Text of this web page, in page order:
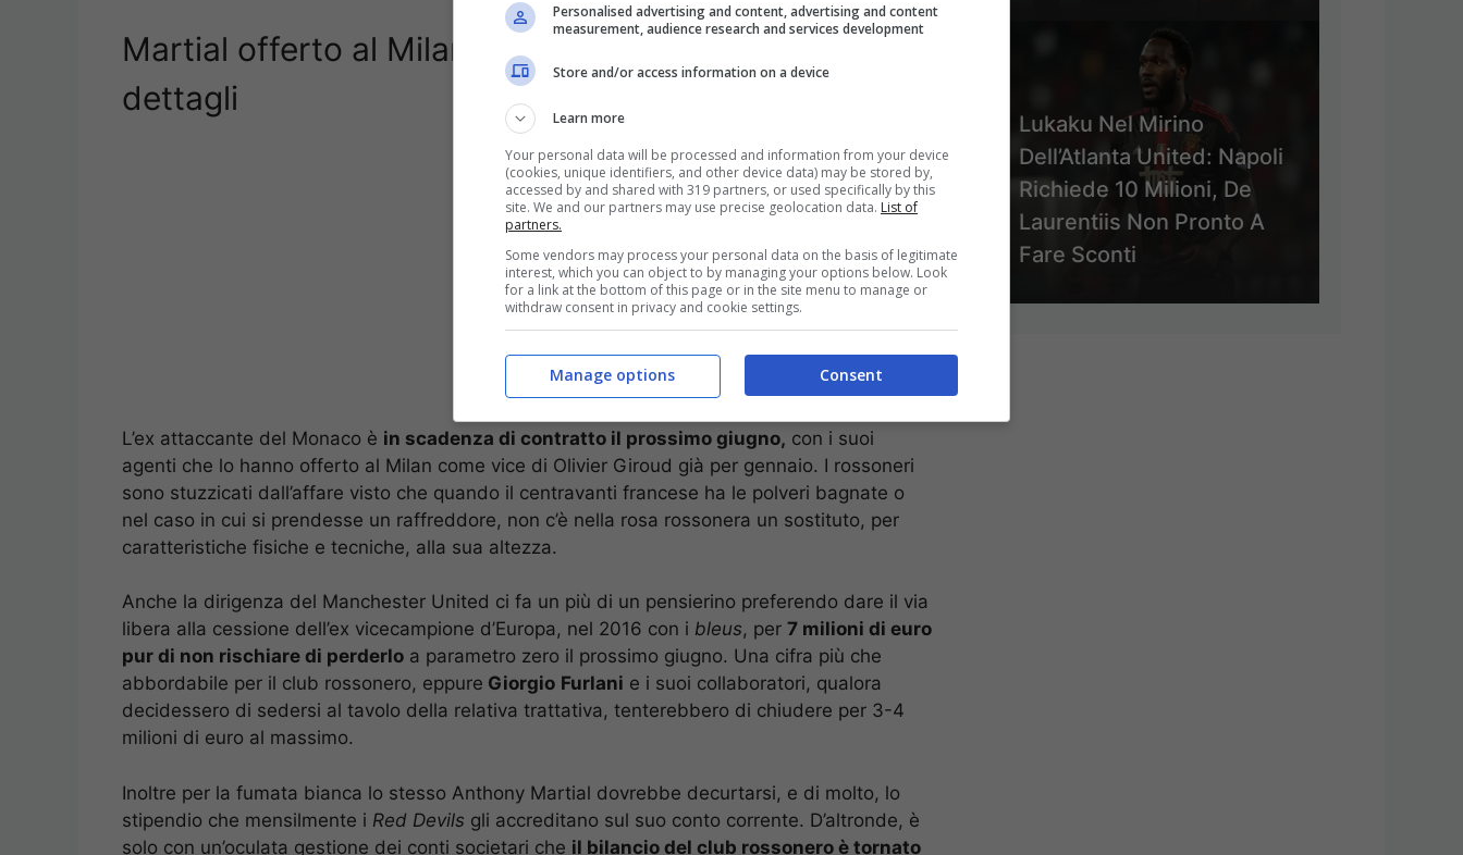
Martial offerto al Milan per gennaio: ecco tutti i
dettagli
L’ex attaccante del Monaco è in scadenza di contratto il prossimo giugno, con i suoi
agenti che lo hanno offerto al Milan come vice di Olivier Giroud già per gennaio. I rossoneri
sono stuzzicati dall’affare visto che quando il centravanti francese ha le polveri bagnate o
nel caso in cui si prendesse un raffreddore, non c’è nella rosa rossonera un sostituto, per
caratteristiche fisiche e tecniche, alla sua altezza.
Anche la dirigenza del Manchester United ci fa un più di un pensierino preferendo dare il via
libera alla cessione dell’ex vicecampione d’Europa, nel 2016 con i bleus, per 7 milioni di euro
pur di non rischiare di perderlo a parametro zero il prossimo giugno. Una cifra più che
abbordabile per il club rossonero, eppure Giorgio Furlani e i suoi collaboratori, qualora
decidessero di sedersi al tavolo della relativa trattativa, tenterebbero di chiudere per 3-4
milioni di euro al massimo.
Inoltre per la fumata bianca lo stesso Anthony Martial dovrebbe decurtarsi, e di molto, lo
stipendio che mensilmente i Red Devils gli accreditano sul suo conto corrente. D’altronde, è
solo con un’oculata gestione dei conti societari che il bilancio del club rossonero è tornato
Lukaku Nel Mirino
Dell’Atlanta United: Napoli
Richiede 10 Milioni, De
Laurentiis Non Pronto A
Fare Sconti
Personalised advertising and content, advertising and content
measurement, audience research and services development
Store and/or access information on a device
Learn more
Your personal data will be processed and information from your device
(cookies, unique identifiers, and other device data) may be stored by,
accessed by and shared with 319 partners, or used specifically by this
site. We and our partners may use precise geolocation data. List of
partners.
Some vendors may process your personal data on the basis of legitimate
interest, which you can object to by managing your options below. Look
for a link at the bottom of this page or in the site menu to manage or
withdraw consent in privacy and cookie settings.
Consent
Manage options